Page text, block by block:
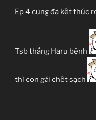
Ep 4 cũng đã kết thúc
Tsb thằng Haru bệnh
thì con gái chết sạch